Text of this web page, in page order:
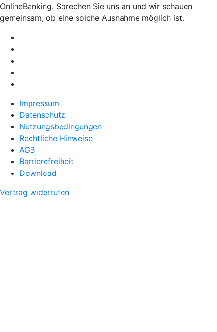
OnlineBanking. Sprechen Sie uns an und wir schauen
gemeinsam, ob eine solche Ausnahme möglich ist.
Impressum
Datenschutz
Nutzungsbedingungen
Rechtliche Hinweise
AGB
Barrierefreiheit
Download
Vertrag widerrufen